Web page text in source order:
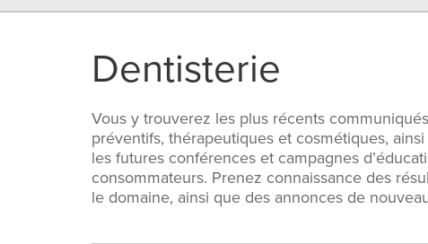
Dentisterie
Vous y trouverez les plus récents
préventifs, thérapeutiques et cosmétiques,
les futures conférences et campagnes
consommateurs. Prenez connaissance des
le domaine, ainsi que des annonces de